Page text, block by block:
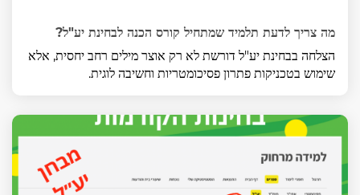
מה צריך לדעת תלמיד שמתחיל קורס הכנה לבחינת יע"ל?
הצלחה בבחינת יע"ל דורשת לא רק אוצר מילים רחב יחסית, אלא
שימוש בטכניקות פתרון פסיכומטריות וחשיבה לוגית.